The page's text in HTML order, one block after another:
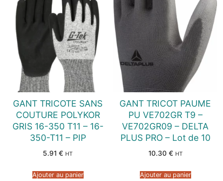
GANT TRICOTE SANS
COUTURE POLYKOR
GRIS 16-350 T11 – 16-
350-T11 – PIP
5.91 € HT
Ajouter au panier
GANT TRICOT PAUME
PU VE702GR T9 –
VE702GR09 – DELTA
PLUS PRO – Lot de 10
10.30 € HT
Ajouter au panier